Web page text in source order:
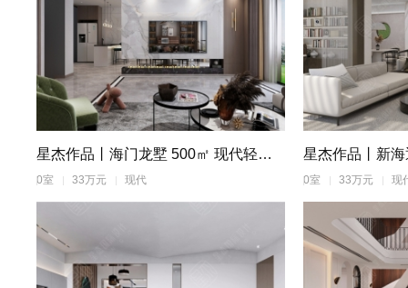
星杰作品丨海门龙墅 500㎡ 现代轻奢风
0室 33万元 现代 0室 33万元 现